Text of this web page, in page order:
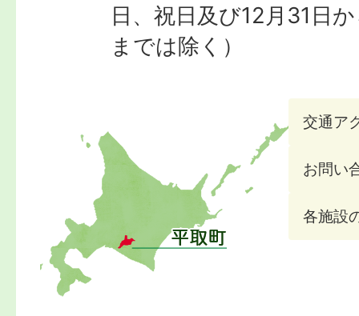
日、祝日及び12月31日
までは除く）
交通ア
お問い
各施設